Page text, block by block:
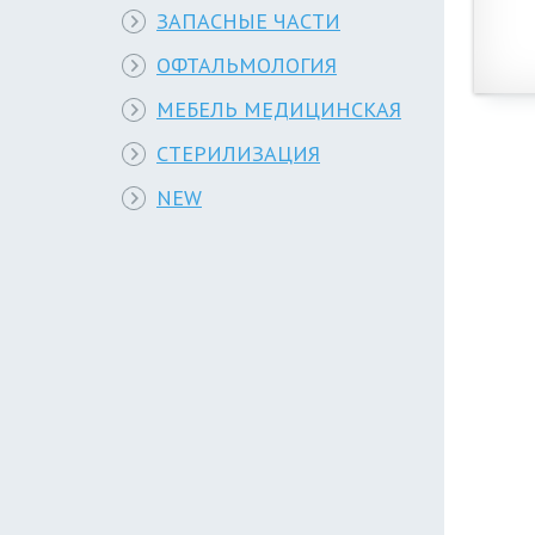
ЗАПАСНЫЕ ЧАСТИ
ОФТАЛЬМОЛОГИЯ
МЕБЕЛЬ МЕДИЦИНСКАЯ
СТЕРИЛИЗАЦИЯ
NEW